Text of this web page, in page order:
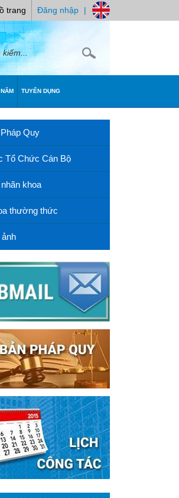
trang Đăng nhập |
TUYỂN DỤNG
Quy
Tổ Chức Cán Bộ
khoa
thường thức